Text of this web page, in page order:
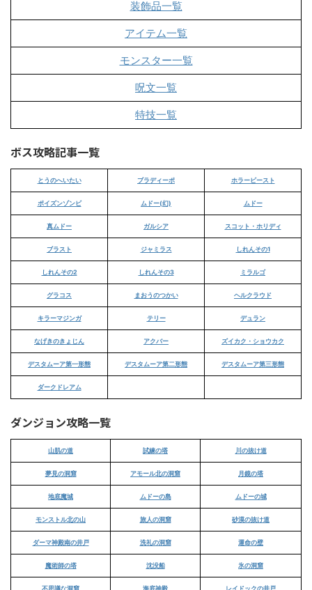
装飾品一覧
アイテム一覧
モンスター一覧
呪文一覧
特技一覧
ボス攻略記事一覧
とうのへいたい ブラディーポ ホラービースト
ポイズンゾンビ ムドー(幻) ムドー
真ムドー ガルシア スコット・ホリディ
ブラスト ジャミラス しれんその1
しれんその2 しれんその3 ミラルゴ
グラコス まおうのつかい ヘルクラウド
キラーマジンガ テリー デュラン
なげきのきょじん アクバー ズイカク・ショウカク
デスタムーア第一形態 デスタムーア第二形態 デスタムーア第三形態
ダークドレアム
ダンジョン攻略一覧
山肌の道 試練の塔 川の抜け道
夢見の洞窟 アモール北の洞窟 月鏡の塔
地底魔城 ムドーの島 ムドーの城
モンストル北の山 旅人の洞窟 砂漠の抜け道
ダーマ神殿南の井戸 洗礼の洞窟 運命の壁
魔術師の塔 沈没船 氷の洞窟
不思議な洞窟 海底神殿 レイドックの井戸